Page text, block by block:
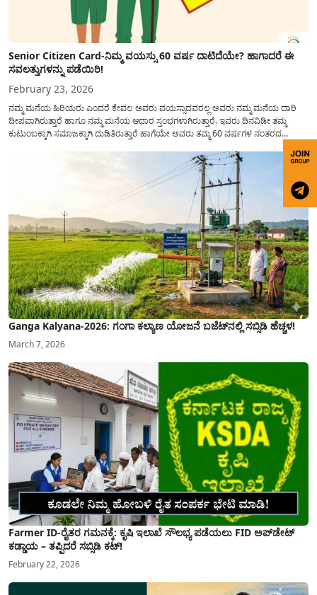
Senior Citizen Card-ನಿಮ್ಮ ವಯಸ್ಸು 60 ವರ್ಷ ದಾಟಿದೆಯೇ? ಹಾಗಾದರೆ ಈ
ಸವಲತ್ತುಗಳನ್ನು ಪಡೆಯಿರಿ!
February 23, 2026
ನಮ್ಮ ಮನೆಯ ಹಿರಿಯರು ಎಂದರೆ ಕೇವಲ ಅವರು ವಯಸ್ಸಾದವರಲ್ಲ ಅವರು ನಮ್ಮ ಮನೆಯ ದಾರಿ
ದೀಪವಾಗಿರುತ್ತಾರೆ ಹಾಗೂ ನಮ್ಮ ಮನೆಯ ಆಧಾರ ಸ್ತಂಭಗಳಾಗಿರುತ್ತಾರೆ. ಇವರು ದಿನವಿಡೀ ತಮ್ಮ
ಕುಟುಂಬಕ್ಕಾಗಿ ಸಮಾಜಕ್ಕಾಗಿ ದುಡಿತಿರುತ್ತಾರೆ ಹಾಗೆಯೇ ಅವರು ತಮ್ಮ 60 ವರ್ಷಗಳ ನಂತರದ
Ganga Kalyana-2026: ಗಂಗಾ ಕಲ್ಯಾಣ ಯೋಜನೆ ಬಜೆಟ್‌ನಲ್ಲಿ ಸಬ್ಸಿಡಿ ಹೆಚ್ಚಳ!
March 7, 2026
Farmer ID-ರೈತರ ಗಮನಕ್ಕೆ: ಕೃಷಿ ಇಲಾಖೆ ಸೌಲಭ್ಯ ಪಡೆಯಲು FID ಅಪ್‌ಡೇಟ್
ಕಡ್ಡಾಯ – ತಪ್ಪಿದರೆ ಸಬ್ಸಿಡಿ ಕಟ್!
February 22, 2026